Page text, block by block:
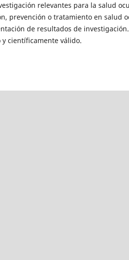
relevantes para la salud
prevención o tratamiento en salud
de resultados de
científicamente válido.